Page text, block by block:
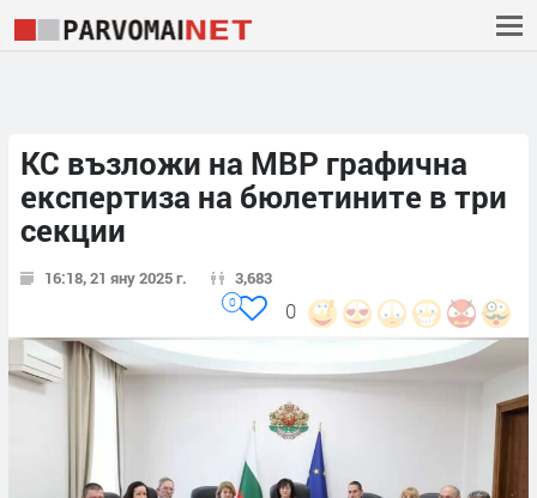
КС възложи на МВР графична
експертиза на бюлетините в три
секции
16:18, 21 яну 2025 г. 3,683
0
0